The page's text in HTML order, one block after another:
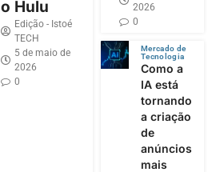
o Hulu
Edição - Istoé
TECH
5 de maio de
2026
0
2026
0
Mercado de
Tecnologia
Como a
IA está
tornando
a criação
de
anúncios
mais